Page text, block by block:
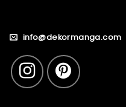
info@dekormanga.com